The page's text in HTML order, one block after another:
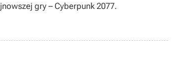
gry – Cyberpunk 2077.